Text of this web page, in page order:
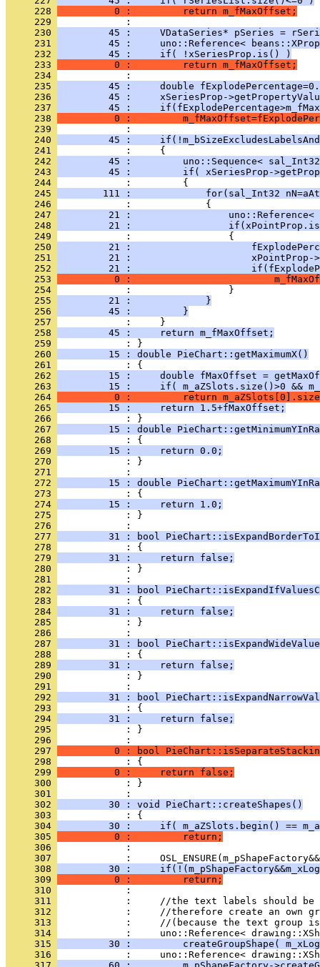
     228
          0 :         return m_fMaxOffset;
     229
     230
45 :     VDataSeries* pSeries =
     231
45 :     uno::Reference<
     232
         45 :     if( !xSeriesProp.is() )
     233
          0 :         return m_fMaxOffset;
     234
     235
45 :     double
     236
45 :     xSeriesProp-
     237
45 :
     238
0 :
     239
     240
45 :
     241
     242
45 :         uno::Sequence<
     243
45 :         if( xSeriesProp-
     244
     245
111 :             for(sal_Int32
     246
     247
21 :
     248
21 :
     249
     250
21 :
     251
21 :
     252
21 :
     253
0 :
     254
     255
         21 :             }
     256
         45 :         }
     257
     258
         45 :     return m_fMaxOffset;
     259
     260
         15 : double PieChart::getMaximumX()
     261
     262
15 :     double fMaxOffset =
     263
15 :     if( m_aZSlots.size()>0 &&
     264
0 :         return
     265
         15 :     return 1.5+fMaxOffset;
     266
     267
15 : double
     268
     269
         15 :     return 0.0;
     270
            : }
     271
     272
15 : double
     273
     274
         15 :     return 1.0;
     275
            : }
     276
     277
31 : bool
     278
     279
         31 :     return false;
     280
            : }
     281
     282
31 : bool
     283
     284
         31 :     return false;
     285
            : }
     286
     287
31 : bool
     288
     289
         31 :     return false;
     290
            : }
     291
     292
31 : bool
     293
     294
         31 :     return false;
     295
            : }
     296
     297
0 : bool
     298
     299
          0 :     return false;
     300
            : }
     301
     302
         30 : void PieChart::createShapes()
     303
     304
30 :     if( m_aZSlots.begin() ==
     305
          0 :         return;
     306
     307
     308
30 :
     309
          0 :         return;
     310
     311
     312
     313
     314
     315
30 :         createGroupShape(
     316